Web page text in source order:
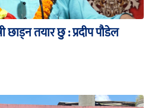
छाड्न तयार छु : प्रदीप पौडेल